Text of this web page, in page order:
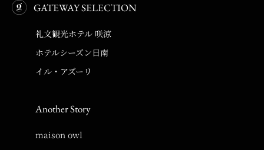
GATEWAY SELECTION
礼文観光ホテル 咲涼
ホテルシーズン日南
イル・アズーリ
Another Story
maison owl